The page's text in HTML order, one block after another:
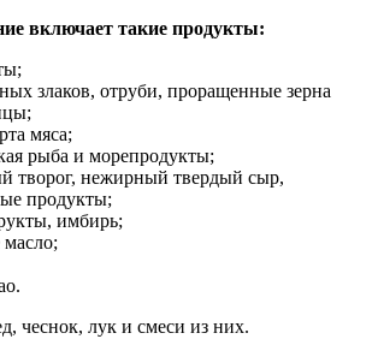
включает такие продукты:
злаков, отруби, проращенные зерна
мяса;
рыба и морепродукты;
творог, нежирный твердый сыр,
продукты;
имбирь;
масло;
чеснок, лук и смеси из них.